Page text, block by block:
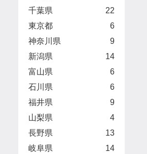
千葉県
22
東京都
6
神奈川県
9
新潟県
14
富山県
6
石川県
6
福井県
9
山梨県
4
長野県
13
岐阜県
14